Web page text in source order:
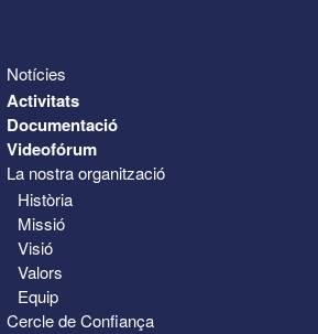
Notícies
Activitats
Documentació
Videofórum
La nostra organització
Història
Missió
Visió
Valors
Equip
Cercle de Confiança